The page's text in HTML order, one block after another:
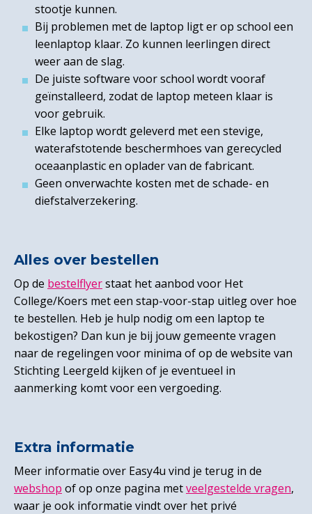
stootje kunnen.
Bij problemen met de laptop ligt er op school een
leenlaptop klaar. Zo kunnen leerlingen direct
weer aan de slag.
De juiste software voor school wordt vooraf
geïnstalleerd, zodat de laptop meteen klaar is
voor gebruik.
Elke laptop wordt geleverd met een stevige,
waterafstotende beschermhoes van gerecycled
oceaanplastic en oplader van de fabricant.
Geen onverwachte kosten met de schade- en
diefstalverzekering.
Alles over bestellen
Op de bestelflyerstaat het aanbod voor Het
College/Koers met een stap-voor-stap uitleg over hoe
te bestellen. Heb je hulp nodig om een laptop te
bekostigen? Dan kun je bij jouw gemeente vragen
naar de regelingen voor minima of op de website van
Stichting Leergeld kijken of je eventueel in
aanmerking komt voor een vergoeding.
Extra informatie
Meer informatie over Easy4u vind je terug in de
webshop of op onze pagina metveelgestelde vragen,
waar je ook informatie vindt over het privé